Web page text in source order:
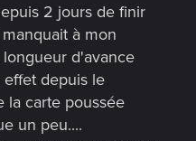
2 jours de finir
à mon
d'avance
depuis le
la carte poussée
un peu....